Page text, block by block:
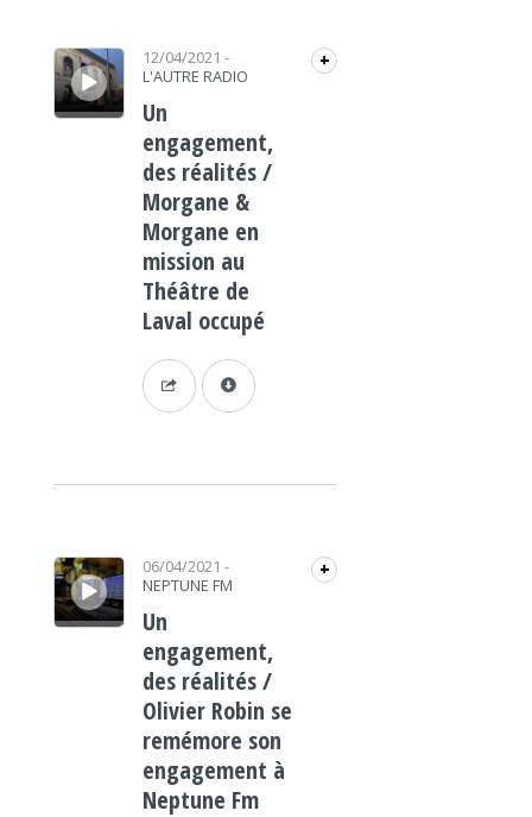
Lecteur audio 12/04/2021 -
L'AUTRE RADIO
+
Un
engagement,
des réalités /
Morgane &
Morgane en
mission au
Théâtre de
Laval occupé
Lecteur audio 06/04/2021 -
NEPTUNE FM
+
Un
engagement,
des réalités /
Olivier Robin se
remémore son
engagement à
Neptune Fm